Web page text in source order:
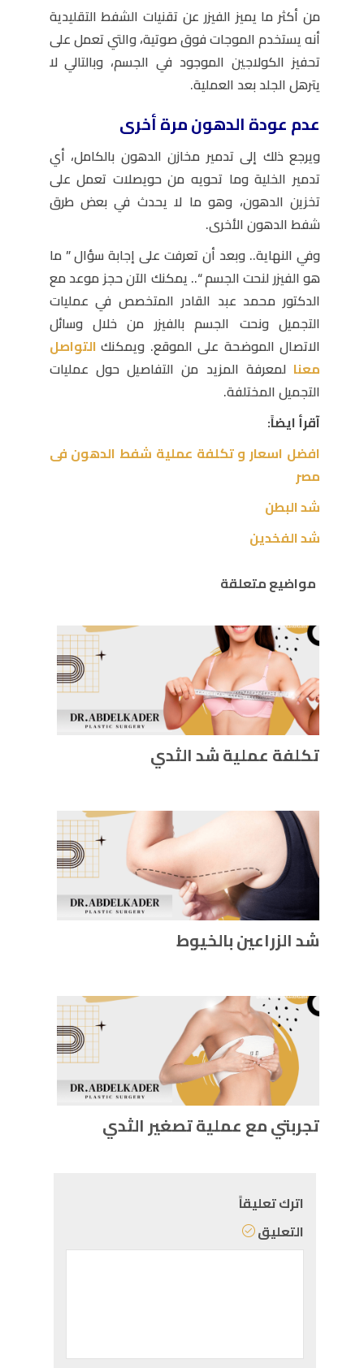
من أكثر ما يميز الفيزر عن تقنيات الشفط التقليدية
أنه يستخدم الموجات فوق صوتية، والتي تعمل على
تحفيز الكولاجين الموجود في الجسم، وبالتالي لا
يترهل الجلد بعد العملية.
عدم عودة الدهون مرة أخرى
ويرجع ذلك إلى تدمير مخازن الدهون بالكامل، أي
تدمير الخلية وما تحويه من حويصلات تعمل على
تخزين الدهون، وهو ما لا يحدث في بعض طرق
شفط الدهون الأخرى.
وفي النهاية.. وبعد أن تعرفت على إجابة سؤال ”ما
هو الفيزر لنحت الجسم“.. يمكنك الآن حجز موعد مع
الدكتور محمد عبد القادر المتخصص في عمليات
التجميل ونحت الجسم بالفيزر من خلال وسائل
الاتصال الموضحة على الموقع. ويمكنكالتواصل
معنا لمعرفة المزيد من التفاصيل حول عمليات
التجميل المختلفة.
آقرأ ايضاً:
افضل اسعار و تكلفة عملية شفط الدهون فى
مصر
شد البطن
شد الفخدين
مواضيع متعلقة
تكلفة عملية شد الثدي
شد الزراعين بالخيوط
تجربتي مع عملية تصغير الثدي
اترك تعليقاً
التعليق